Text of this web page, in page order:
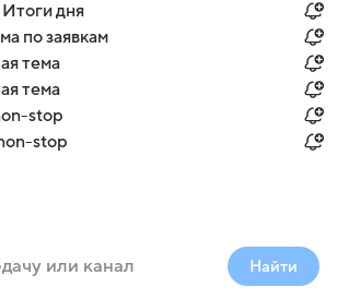
дня
по заявкам
тема
тема
stop
stop
Найти